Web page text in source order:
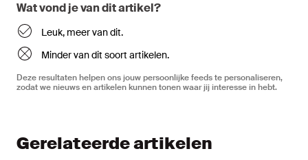
Wat vond je van dit artikel?
Leuk, meer van dit.
Minder van dit soort artikelen.
Deze resultaten helpen ons jouw persoonlijke feeds te personaliseren,
zodat we nieuws en artikelen kunnen tonen waar jij interesse in hebt.
Gerelateerde artikelen